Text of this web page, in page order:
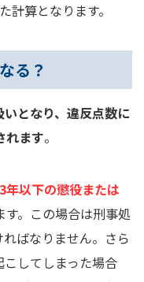
計算となります。
る？
となり、違反点数に
れます。
3年以下の懲役または
す。この場合は刑事処
ばなりません。さら
してしまった場合